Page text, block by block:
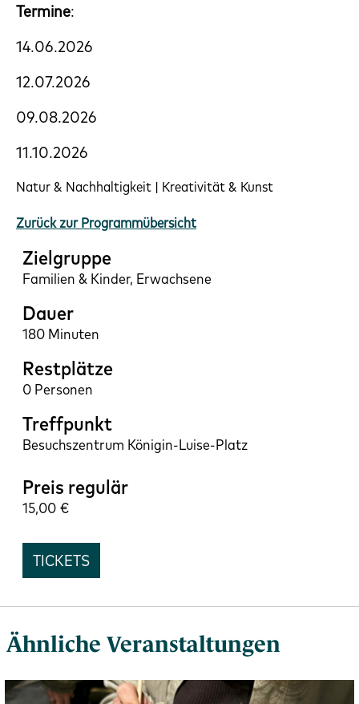
Termine:
14.06.2026
12.07.2026
09.08.2026
11.10.2026
Natur & Nachhaltigkeit | Kreativität & Kunst
Zurück zur Programmübersicht
Zielgruppe
Familien & Kinder, Erwachsene
Dauer
180 Minuten
Restplätze
0
Treffpunkt
Besuchszentrum Königin-Luise-Platz
Preis regulär
15,00
TICKETS
Ähnliche Veranstaltungen